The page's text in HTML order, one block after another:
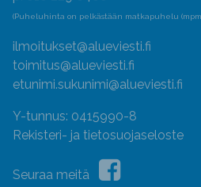
(Puheluhinta on pelkästään matkapuhelu
ilmoitukset@alueviesti.fi
toimitus@alueviesti.fi
etunimi.sukunimi@alueviesti.fi
Y-tunnus: 0415990-8
Rekisteri- ja tietosuojaseloste
Seuraa meitä